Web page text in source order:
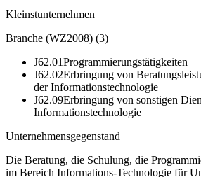
Kleinstunternehmen
Branche (WZ2008) (3)
J62.01Programmierungstätigkeiten
J62.02Erbringung von
der Informationstechnologie
J62.09Erbringung von sonstigen
Informationstechnologie
Unternehmensgegenstand
Die Beratung, die Schulung, die
im Bereich Informations-Technologie für